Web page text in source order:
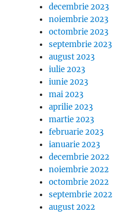
decembrie 2023
noiembrie 2023
octombrie 2023
septembrie 2023
august 2023
iulie 2023
iunie 2023
mai 2023
aprilie 2023
martie 2023
februarie 2023
ianuarie 2023
decembrie 2022
noiembrie 2022
octombrie 2022
septembrie 2022
august 2022